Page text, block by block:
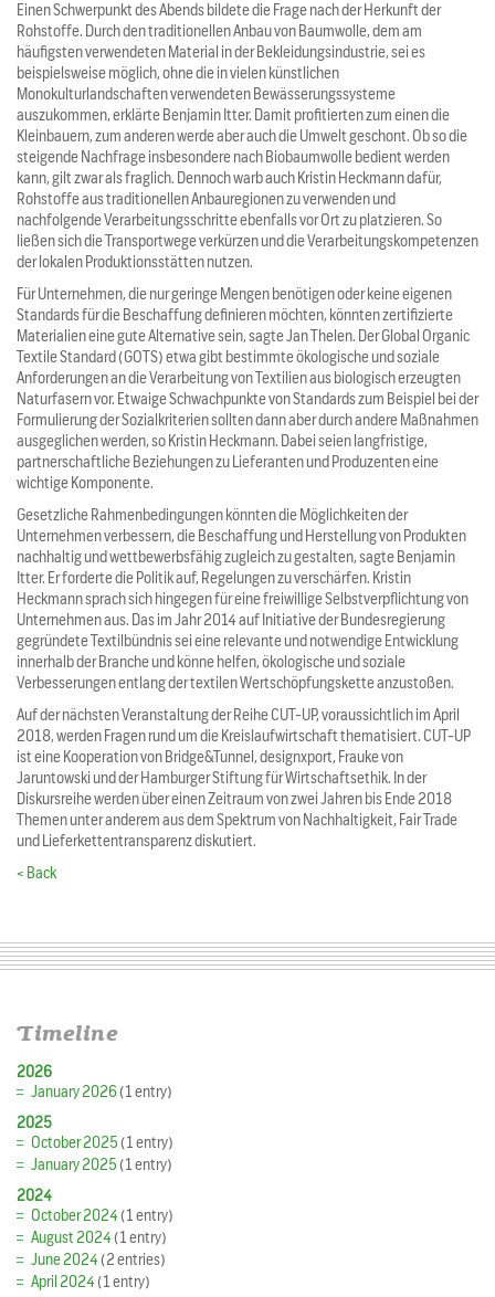
Einen Schwerpunkt des Abends bildete die Frage nach der Herkunft der
Rohstoffe. Durch den traditionellen Anbau von Baumwolle, dem am
häufigsten verwendeten Material in der Bekleidungsindustrie, sei es
beispielsweise möglich, ohne die in vielen künstlichen
Monokulturlandschaften verwendeten Bewässerungssysteme
auszukommen, erklärte Benjamin Itter. Damit profitierten zum einen die
Kleinbauern, zum anderen werde aber auch die Umwelt geschont. Ob so die
steigende Nachfrage insbesondere nach Biobaumwolle bedient werden
kann, gilt zwar als fraglich. Dennoch warb auch Kristin Heckmann dafür,
Rohstoffe aus traditionellen Anbauregionen zu verwenden und
nachfolgende Verarbeitungsschritte ebenfalls vor Ort zu platzieren. So
ließen sich die Transportwege verkürzen und die Verarbeitungskompetenzen
der lokalen Produktionsstätten nutzen.
Für Unternehmen, die nur geringe Mengen benötigen oder keine eigenen
Standards für die Beschaffung definieren möchten, könnten zertifizierte
Materialien eine gute Alternative sein, sagte Jan Thelen. Der Global Organic
Textile Standard (GOTS) etwa gibt bestimmte ökologische und soziale
Anforderungen an die Verarbeitung von Textilien aus biologisch erzeugten
Naturfasern vor. Etwaige Schwachpunkte von Standards zum Beispiel bei der
Formulierung der Sozialkriterien sollten dann aber durch andere Maßnahmen
ausgeglichen werden, so Kristin Heckmann. Dabei seien langfristige,
partnerschaftliche Beziehungen zu Lieferanten und Produzenten eine
wichtige Komponente.
Gesetzliche Rahmenbedingungen könnten die Möglichkeiten der
Unternehmen verbessern, die Beschaffung und Herstellung von Produkten
nachhaltig und wettbewerbsfähig zugleich zu gestalten, sagte Benjamin
Itter. Er forderte die Politik auf, Regelungen zu verschärfen. Kristin
Heckmann sprach sich hingegen für eine freiwillige Selbstverpflichtung von
Unternehmen aus. Das im Jahr 2014 auf Initiative der Bundesregierung
gegründete Textilbündnis sei eine relevante und notwendige Entwicklung
innerhalb der Branche und könne helfen, ökologische und soziale
Verbesserungen entlang der textilen Wertschöpfungskette anzustoßen.
Auf der nächsten Veranstaltung der Reihe CUT-UP, voraussichtlich im April
2018, werden Fragen rund um die Kreislaufwirtschaft thematisiert. CUT-UP
ist eine Kooperation von Bridge&Tunnel, designxport, Frauke von
Jaruntowski und der Hamburger Stiftung für Wirtschaftsethik. In der
Diskursreihe werden über einen Zeitraum von zwei Jahren bis Ende 2018
Themen unter anderem aus dem Spektrum von Nachhaltigkeit, Fair Trade
und Lieferkettentransparenz diskutiert.
< Back
Timeline
2026
January 2026(1 entry)
2025
October 2025(1 entry)
January 2025(1 entry)
2024
October 2024(1 entry)
August 2024(1 entry)
June 2024(2 entries)
April 2024(1 entry)